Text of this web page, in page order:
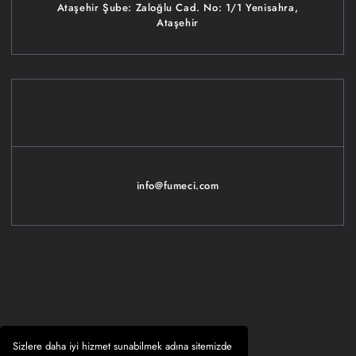
Sizlere daha iyi hizmet sunabilmek adına sitemizde
Ataşehir Şube: Zaloğlu Cad. No: 1/1 Yenisahra,
Ataşehir
info@fumeci.com